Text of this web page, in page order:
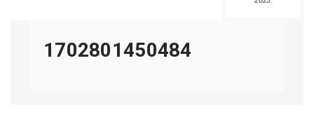
1702801450484